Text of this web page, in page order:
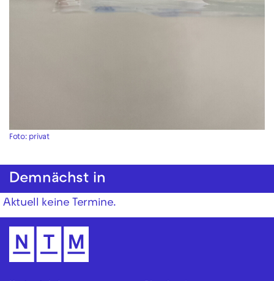
Foto: privat
Demnächst in
Aktuell keine Termine.